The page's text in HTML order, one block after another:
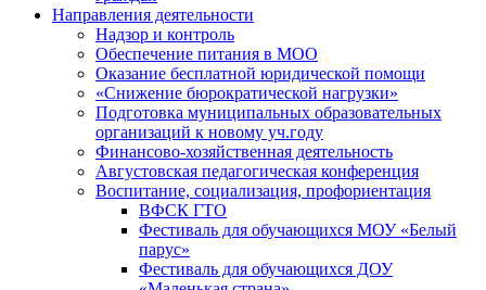
Направления деятельности
Надзор и контроль
Обеспечение питания в МОО
Оказание бесплатной юридической помощи
«Снижение бюрократической нагрузки»
Подготовка муниципальных образовательных
организаций к новому уч.году
Финансово-хозяйственная деятельность
Августовская педагогическая конференция
Воспитание, социализация, профориентация
ВФСК ГТО
Фестиваль для обучающихся МОУ «Белый
парус»
Фестиваль для обучающихся ДОУ